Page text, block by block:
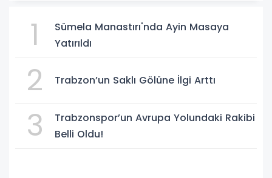
1
Sümela Manastırı'nda Ayin Masaya
Yatırıldı
2 Trabzon’un Saklı Gölüne İlgi Arttı
3
Trabzonspor’un Avrupa Yolundaki Rakibi
Belli Oldu!